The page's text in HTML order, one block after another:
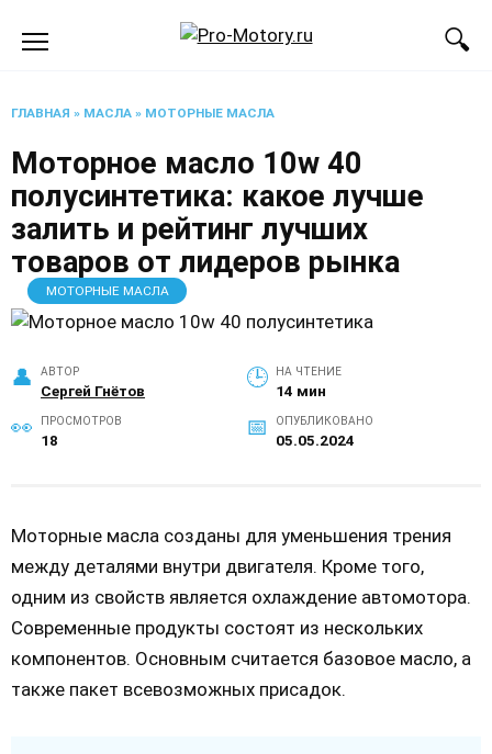
ГЛАВНАЯ » МАСЛА » МОТОРНЫЕ МАСЛА
Моторное масло 10w 40
полусинтетика: какое лучше
залить и рейтинг лучших
товаров от лидеров рынка
МОТОРНЫЕ МАСЛА
АВТОР
Сергей Гнётов
НА ЧТЕНИЕ
14 мин
ПРОСМОТРОВ
18
ОПУБЛИКОВАНО
05.05.2024
Моторные масла созданы для уменьшения трения
между деталями внутри двигателя. Кроме того,
одним из свойств является охлаждение автомотора.
Современные продукты состоят из нескольких
компонентов. Основным считается базовое масло, а
также пакет всевозможных присадок.